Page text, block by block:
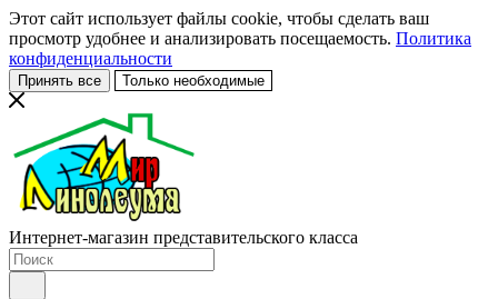
Этот сайт использует файлы cookie, чтобы сделать ваш
просмотр удобнее и анализировать посещаемость. Политика
конфиденциальности
Принять все Только необходимые
Интернет-магазин представительского класса